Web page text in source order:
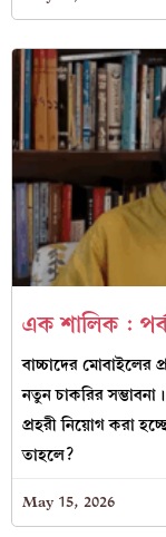
এক শালিক :
বাচ্চাদের মোবাইলের
নতুন চাকরির
প্রহরী নিয়োগ করা
তাহলে?
May 15, 2026